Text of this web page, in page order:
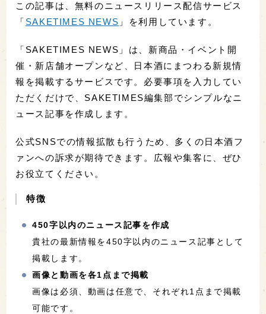
この記事は、無料のニュースリリース配信サービス
「 SAKETIMES NEWS 」を利用しています。
「SAKETIMES NEWS」は、新商品・イベント開
催・新店舗オープンなど、日本酒にまつわる新規情
報を掲載するサービスです。必要事項を入力してい
ただくだけで、SAKETIMES編集部でシンプルなニ
ュース記事を作成します。
公式SNSでの情報拡散も行うため、多くの日本酒フ
ァンへの訴求が期待できます。広報や集客に、ぜひ
お役立てください。
特徴
450字以内のニュース記事を作成
貴社の最新情報を450字以内のニュース記事として
掲載します。
画像と動画を各1点まで掲載
画像は必須、動画は任意で、それぞれ1点まで掲載
可能です。